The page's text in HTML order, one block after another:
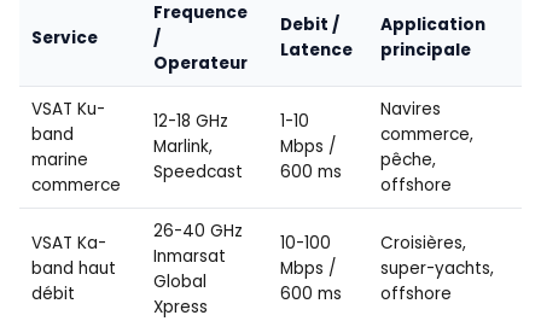
Service
Frequence
/
Operateur
Debit /
Latence
Application
principale
VSAT Ku-
band
marine
commerce
12-18 GHz
Marlink,
Speedcast
1-10
Mbps /
600 ms
Navires
commerce,
pêche,
offshore
VSAT Ka-
band haut
débit
26-40 GHz
Inmarsat
Global
Xpress
10-100
Mbps /
600 ms
Croisières,
super-yachts,
offshore